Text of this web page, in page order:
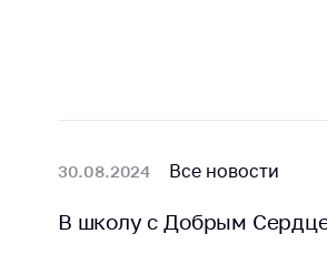
30.08.2024 Все новости
В школу с Добрым